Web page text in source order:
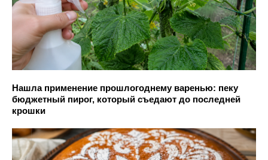
Нашла применение прошлогоднему варенью: пеку
бюджетный пирог, который съедают до последней
крошки